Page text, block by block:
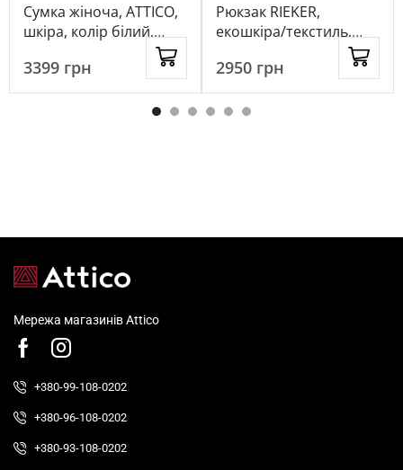
Сумка жіноча, ATTICO,
шкіра, колір білий,
3399 грн
Рюкзак RIEKER,
екошкіра/текстиль,
колір синій, 116887
2950 грн
Мережа магазинів Attico
+380-99-108-0202
+380-96-108-0202
+380-93-108-0202